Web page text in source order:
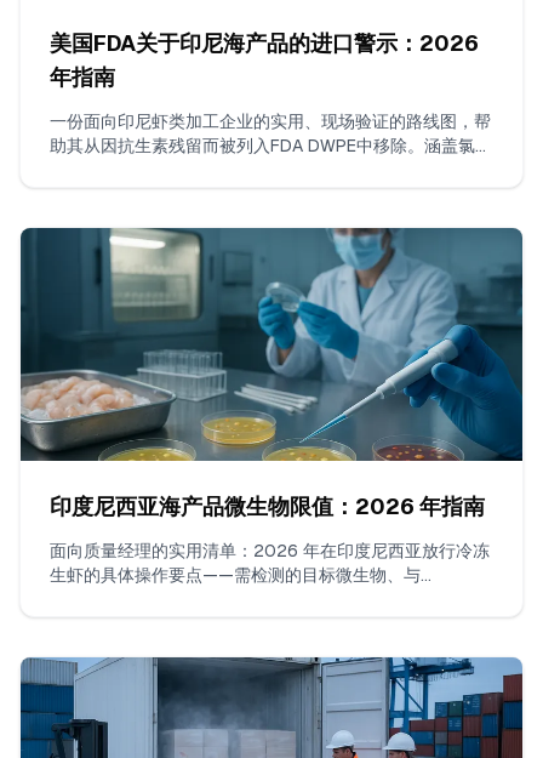
美国FDA关于印尼海产品的进口警示：2026
年指南
一份面向印尼虾类加工企业的实用、现场验证的路线图，帮
助其从因抗生素残留而被列入FDA DWPE中移除。涵盖氯霉
印度尼西亚海产品微生物限值：2026 年指南
面向质量经理的实用清单：2026 年在印度尼西亚放行冷冻
生虾的具体操作要点——需检测的目标微生物、与